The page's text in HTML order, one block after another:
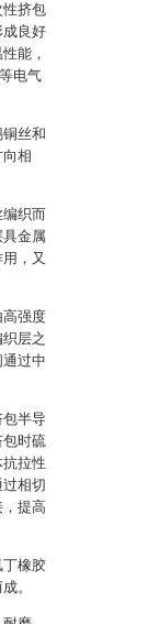
性挤包
成良好
能，
电气
丝和
相
编织而
金属
，又
高强度
层之
过中
半导
包时硫
拉性
相切
，提高
丁橡胶
。